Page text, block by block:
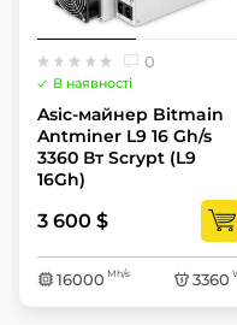
0
В наявності
Asic-майнер Bitmain
Antminer L9 16 Gh/s
3360 Вт Scrypt (L9
16Gh)
3 600 $
16000 Mh/s 3360